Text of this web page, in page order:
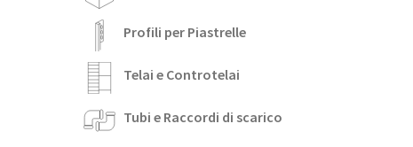
Profili per Piastrelle
Telai e Controtelai
Tubi e Raccordi di scarico